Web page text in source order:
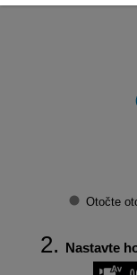
Otočte
Nastavte